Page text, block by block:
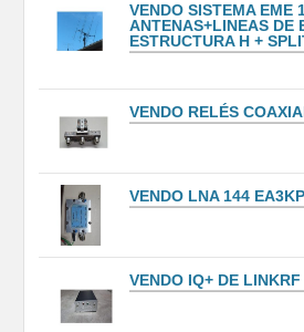
VENDO SISTEMA EME
ANTENAS+LINEAS DE
ESTRUCTURA H +
VENDO RELÉS
VENDO LNA 144 EA3KP
VENDO IQ+ DE